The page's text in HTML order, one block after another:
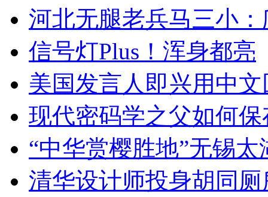
河北无腿老兵马三小
信号灯Plus！浑身都亮
美国发言人即兴用中
现代密码学之父如何
“中华赏樱胜地”无锡
清华设计师投身胡同